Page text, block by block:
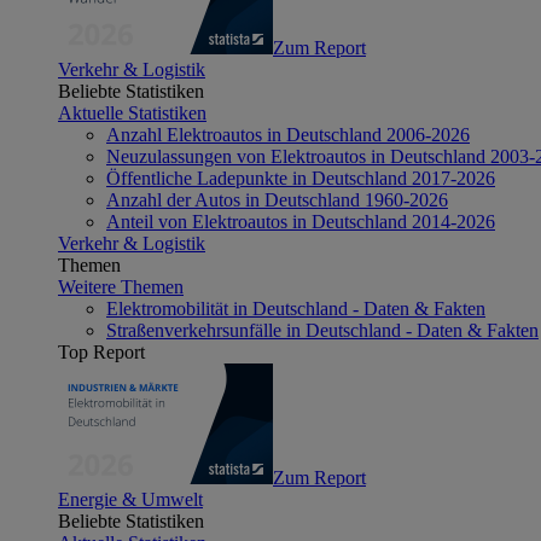
Zum Report
Verkehr & Logistik
Beliebte Statistiken
Aktuelle Statistiken
Anzahl Elektroautos in Deutschland 2006-2026
Neuzulassungen von Elektroautos in Deutschland 2003-
Öffentliche Ladepunkte in Deutschland 2017-2026
Anzahl der Autos in Deutschland 1960-2026
Anteil von Elektroautos in Deutschland 2014-2026
Verkehr & Logistik
Themen
Weitere Themen
Elektromobilität in Deutschland - Daten & Fakten
Straßenverkehrsunfälle in Deutschland - Daten & Fakten
Top Report
Zum Report
Energie & Umwelt
Beliebte Statistiken